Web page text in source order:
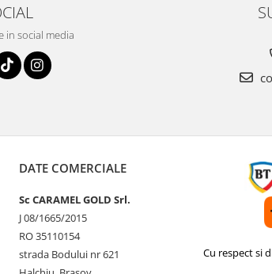
in social media
DATE COMERCIALE
Sc CARAMEL GOLD Srl.
J 08/1665/2015
RO 35110154
strada Bodului nr 621
Cu respect si